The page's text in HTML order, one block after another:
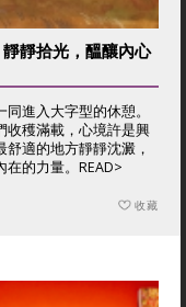
靜拾光，醞釀內心
進入大字型的休憩。
收穫滿載，心境許是興
適的地方靜靜沈澱，
的力量。 READ>
收藏